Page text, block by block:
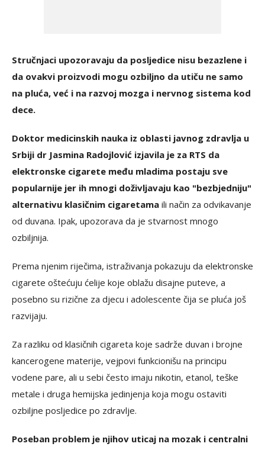
Stručnjaci upozoravaju da posljedice nisu bezazlene i
da ovakvi proizvodi mogu ozbiljno da utiču ne samo
na pluća, već i na razvoj mozga i nervnog sistema kod
dece.
Doktor medicinskih nauka iz oblasti javnog zdravlja u
Srbiji dr Jasmina Radojlović izjavila je za RTS da
elektronske cigarete među mladima postaju sve
popularnije jer ih mnogi doživljavaju kao "bezbjedniju"
alternativu klasičnim cigaretama ili način za odvikavanje
od duvana. Ipak, upozorava da je stvarnost mnogo
ozbiljnija.
Prema njenim riječima, istraživanja pokazuju da elektronske
cigarete oštećuju ćelije koje oblažu disajne puteve, a
posebno su rizične za djecu i adolescente čija se pluća još
razvijaju.
Za razliku od klasičnih cigareta koje sadrže duvan i brojne
kancerogene materije, vejpovi funkcionišu na principu
vodene pare, ali u sebi često imaju nikotin, etanol, teške
metale i druga hemijska jedinjenja koja mogu ostaviti
ozbiljne posljedice po zdravlje.
Poseban problem je njihov uticaj na mozak i centralni